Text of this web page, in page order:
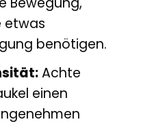
etwas
benötigen.
Achte
einen